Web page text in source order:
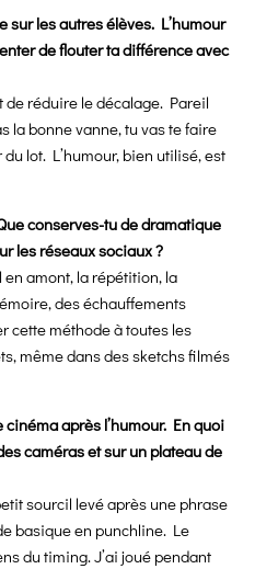
sur les autres élèves. L’humour
de flouter ta différence avec
de réduire le décalage. Pareil
la bonne vanne, tu vas te faire
lot. L’humour, bien utilisé, est
conserves-tu de dramatique
les réseaux sociaux ?
amont, la répétition, la
des échauffements
cette méthode à toutes les
même dans des sketchs filmés
cinéma après l’humour. En quoi
caméras et sur un plateau de
sourcil levé après une phrase
basique en punchline. Le
du timing. J’ai joué pendant